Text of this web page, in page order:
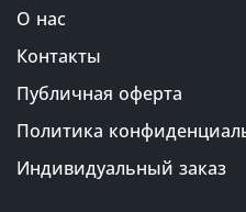
О нас
Контакты
Публичная оферта
Политика
Индивидуальный заказ